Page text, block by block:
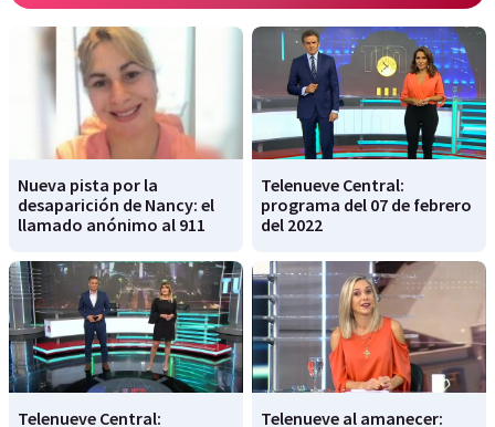
Nueva pista por la
desaparición de Nancy: el
llamado anónimo al 911
Telenueve Central:
programa del 07 de febrero
del 2022
Telenueve Central:
Telenueve al amanecer: